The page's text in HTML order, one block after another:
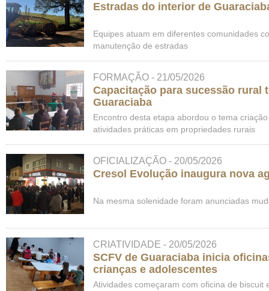
Estradas do interior de
Equipes atuam em diferentes comunidades
manutenção de estradas
FORMAÇÃO - 21/05/2026
Capacitação para sucessão rural
Guaraciaba
Encontro desta etapa abordou o tema
atividades práticas em propriedades rurais
OFICIALIZAÇÃO - 20/05/2026
Cresol Evolução inaugura nova
Na mesma solenidade foram anunciadas
CRIATIVIDADE - 20/05/2026
SCFV de Guaraciaba inicia
crianças e adolescentes
Atividades começaram com oficina de biscuit